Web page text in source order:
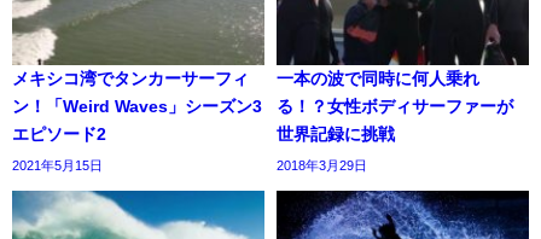
メキシコ湾でタンカーサーフィ
ン！「Weird Waves」シーズン3
エピソード2
2021年5月15日
一本の波で同時に何人乗れ
る！？女性ボディサーファーが
世界記録に挑戦
2018年3月29日